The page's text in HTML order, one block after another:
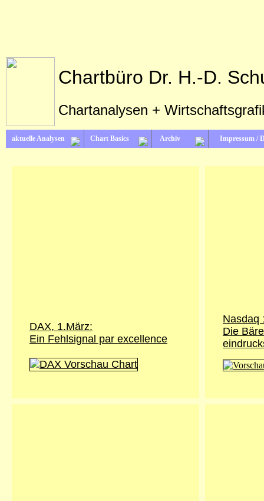
Chartbüro Dr. H.-D.
Chartanalysen +
aktuelle Analysen Chart Basics Archiv Impressum /
DAX, 1.März:
Ein Fehlsignal par excellence
Nasdaq
Die